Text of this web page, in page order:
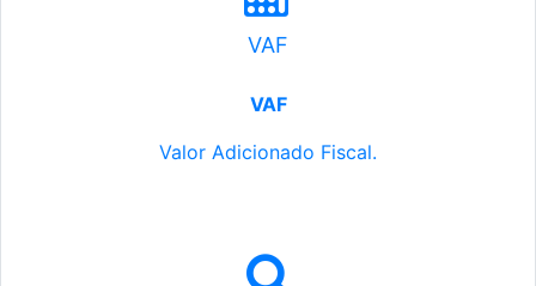
VAF
VAF
Valor Adicionado Fiscal.